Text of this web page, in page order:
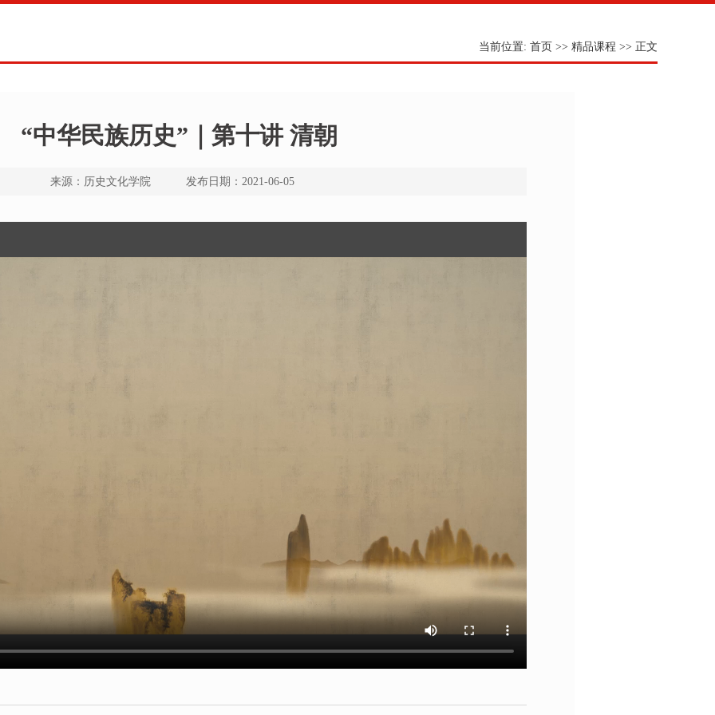
当前位置: 首页 >> 精品课程 >> 正文
“中华民族历史”｜第十讲 清朝
来源：历史文化学院 发布日期：2021-06-05